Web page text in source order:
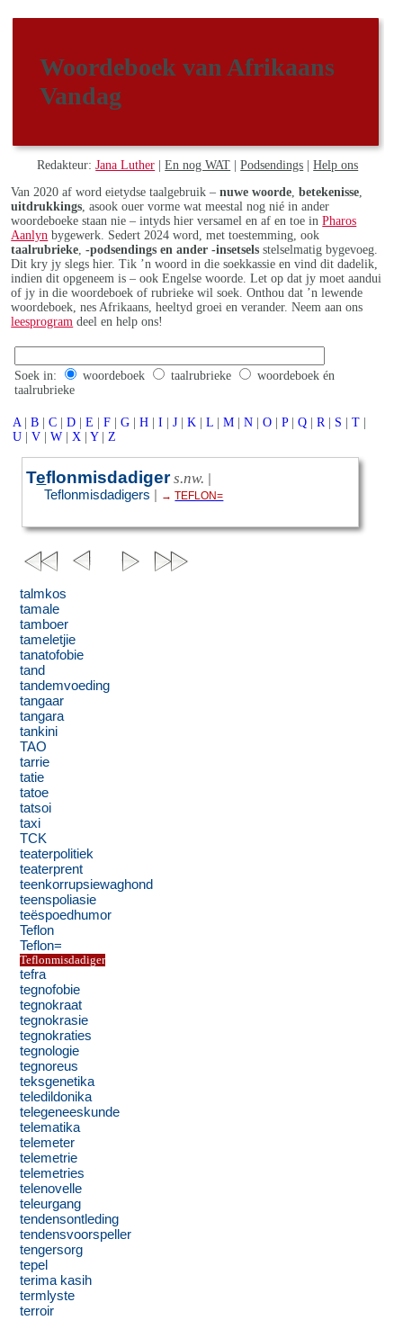
Woordeboek van Afrikaans
Vandag
Redakteur:Jana Luther |En nog WAT |Podsendings |Help ons
Van 2020 af word eietydse taalgebruik –nuwe woorde ,betekenisse
uitdrukkings , asook ouer vorme wat meestal nog nié in ander
woordeboeke staan nie – intyds hier versamel en af en toe inPharos
Aanlyn bygewerk. Sedert 2024 word, met toestemming, ook
taalrubrieke ,-podsendings en ander -insetsels stelselmatig bygevoeg.
Dit kry jy slegs hier. Tik ’n woord in die soekkassie en vind dit dadelik,
indien dit opgeneem is – ook Engelse woorde. Let op dat jy moet aandui
of jy in die woordeboek of rubrieke wil soek. Onthou dat ’n lewende
woordeboek, nes Afrikaans, heeltyd groei en verander. Neem aan ons
leesprogram deel en help ons!
Soek in: woordeboek taalrubrieke
woordeboek én
taalrubrieke
A | B | C | D | E | F | G | H | I | J | K | L | M | N | O | P | Q | R | S | T |
U | V | W | X | Y | Z
Teflonmisdadiger s.nw. |
Teflonmisdadigers | →TEFLON=
talmkos
tamale
tamboer
tameletjie
tanatofobie
tand
tandemvoeding
tangaar
tangara
tankini
TAO
tarrie
tatie
tatoe
tatsoi
taxi
TCK
teaterpolitiek
teaterprent
teenkorrupsiewaghond
teenspoliasie
teëspoedhumor
Teflon
Teflon=
Teflonmisdadiger
tefra
tegnofobie
tegnokraat
tegnokrasie
tegnokraties
tegnologie
tegnoreus
teksgenetika
teledildonika
telegeneeskunde
telematika
telemeter
telemetrie
telemetries
telenovelle
teleurgang
tendensontleding
tendensvoorspeller
tengersorg
tepel
terima kasih
termlyste
terroir